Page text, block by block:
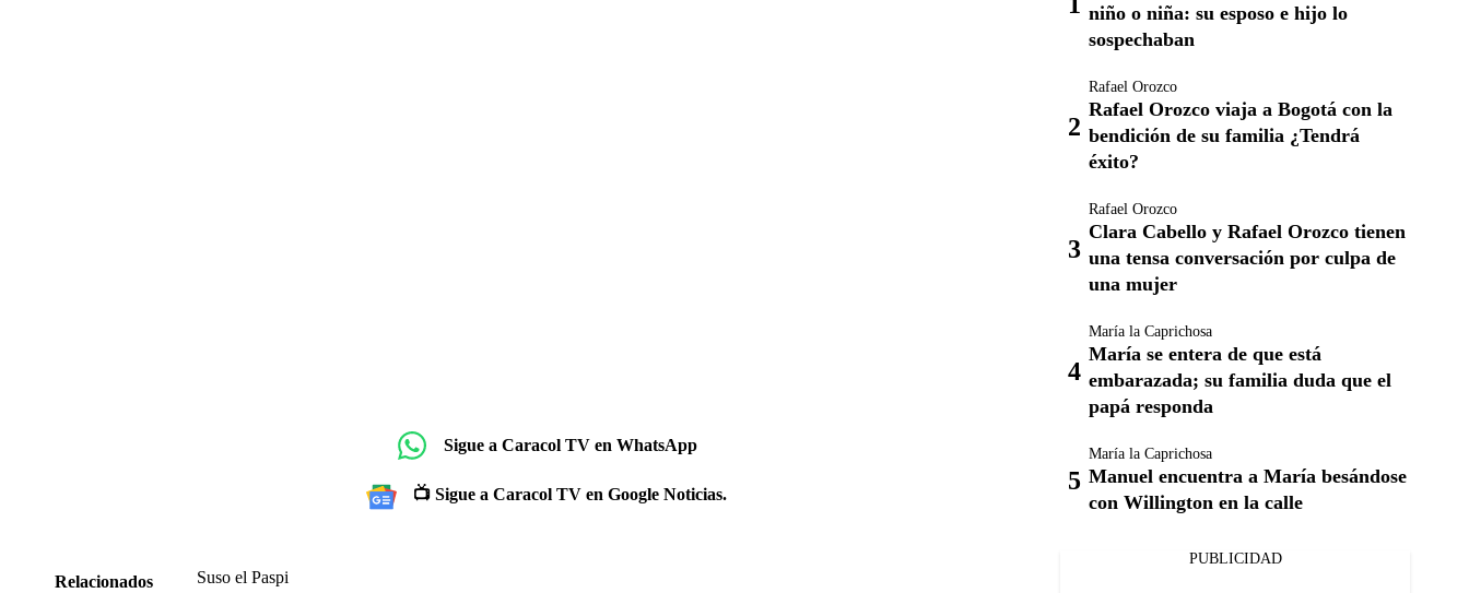
Sigue a Caracol TV en WhatsApp
📺 Sigue a Caracol TV en Google Noticias.
Relacionados Suso el Paspi
niño o niña: su esposo e hijo lo
sospechaban
Rafael Orozco
Rafael Orozco viaja a Bogotá con la
bendición de su familia ¿Tendrá
éxito?
Rafael Orozco
Clara Cabello y Rafael Orozco tienen
una tensa conversación por culpa de
una mujer
María la Caprichosa
María se entera de que está
embarazada; su familia duda que el
papá responda
María la Caprichosa
Manuel encuentra a María besándose
con Willington en la calle
PUBLICIDAD